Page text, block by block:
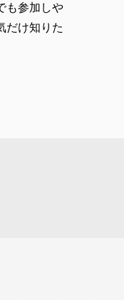
も参加しや
だけ知りた